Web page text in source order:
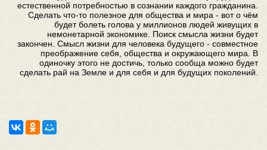
естественной потребностью в сознании каждого гражданина.
Сделать что-то полезное для общества и мира - вот о чём
будет болеть голова у миллионов людей живущих в
немонетарной экономике. Поиск смысла жизни будет
закончен. Смысл жизни для человека будущего - совместное
преображение себя, общества и окружающего мира. В
одиночку этого не достичь, только сообща можно будет
сделать рай на Земле и для себя и для будущих поколений.